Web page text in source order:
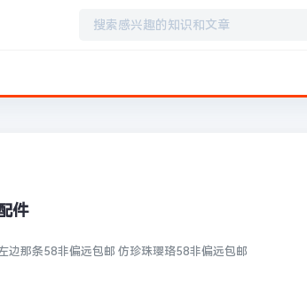
件
边那条58非偏远包邮 仿珍珠璎珞58非偏远包邮